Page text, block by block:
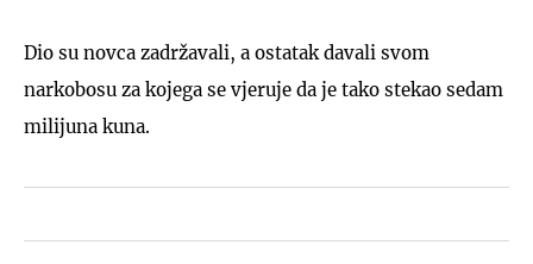
Dio su novca zadržavali, a ostatak davali svom
narkobosu za kojega se vjeruje da je tako stekao sedam
milijuna kuna.